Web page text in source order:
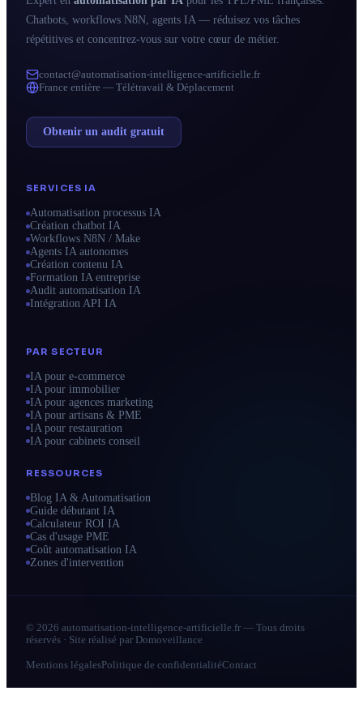
Chatbots, workflows N8N, agents IA — réduisez vos tâches
répétitives et concentrez-vous sur votre cœur de métier.
contact@automatisation-intelligence-artificielle.fr
France entière — Télétravail & Déplacement
Obtenir un audit gratuit
SERVICES IA
Automatisation processus IA
Création chatbot IA
Workflows N8N / Make
Agents IA autonomes
Création contenu IA
Formation IA entreprise
Audit automatisation IA
Intégration API IA
PAR SECTEUR
IA pour e-commerce
IA pour immobilier
IA pour agences marketing
IA pour artisans & PME
IA pour restauration
IA pour cabinets conseil
RESSOURCES
Blog IA & Automatisation
Guide débutant IA
Calculateur ROI IA
Cas d'usage PME
Coût automatisation IA
Zones d'intervention
© 2026 automatisation-intelligence-artificielle.fr — Tous droits
réservés · Site réalisé par Domoveillance
Mentions légales Politique de confidentialitéContact